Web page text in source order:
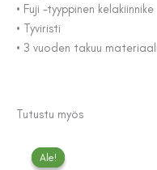
• Fuji -tyyppinen kelakiinnike
• Tyviristi
• 3 vuoden takuu
Tutustu myös
Ale!
Ale!